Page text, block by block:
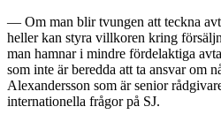
— Om man blir tvungen att teckna
heller kan styra villkoren kring
man hamnar i mindre fördelaktiga
som inte är beredda att ta ansvar om
Alexandersson som är senior
internationella frågor på SJ.